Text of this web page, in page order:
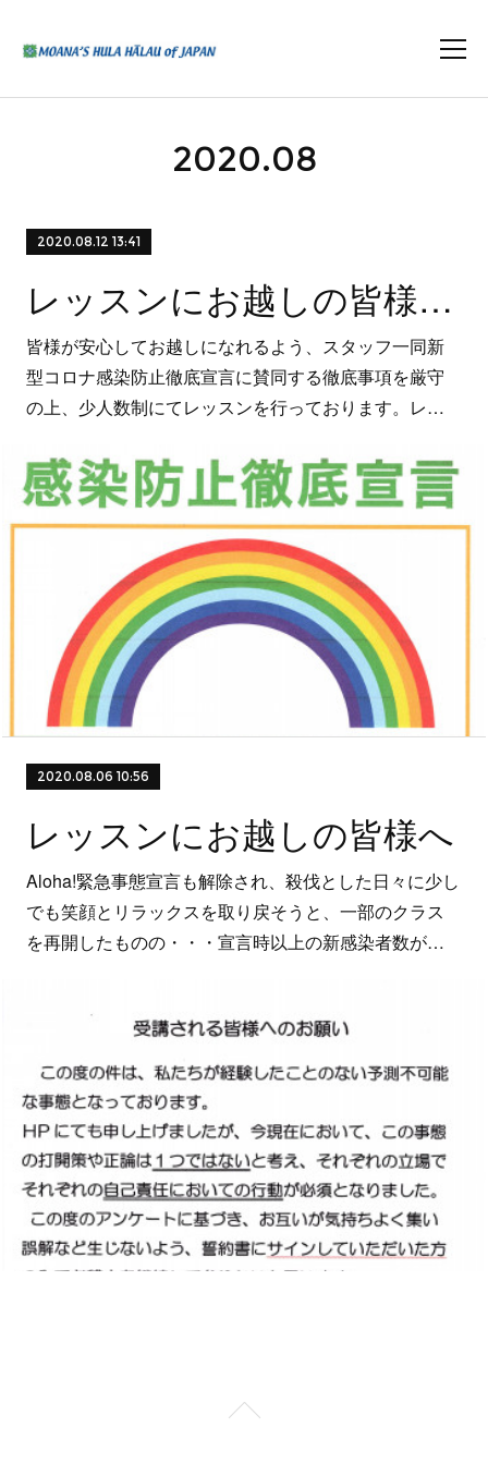
2020.08
2020.08.12 13:41
レッスンにお越しの皆様へ PⅡ
皆様が安心してお越しになれるよう、スタッフ一同新
型コロナ感染防止徹底宣言に賛同する徹底事項を厳守
の上、少人数制にてレッスンを行っております。レ…
2020.08.06 10:56
レッスンにお越しの皆様へ
Aloha!緊急事態宣言も解除され、殺伐とした日々に少し
でも笑顔とリラックスを取り戻そうと、一部のクラス
を再開したものの・・・宣言時以上の新感染者数が…